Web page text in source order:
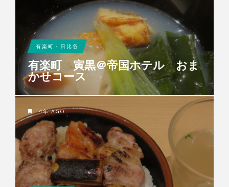
有楽町・日比谷
有楽町 寅黒＠帝国ホテル おま
かせコース
4年 AGO